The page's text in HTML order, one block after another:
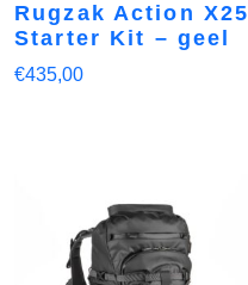
Rugzak Action X25
Starter Kit – geel
€435,00